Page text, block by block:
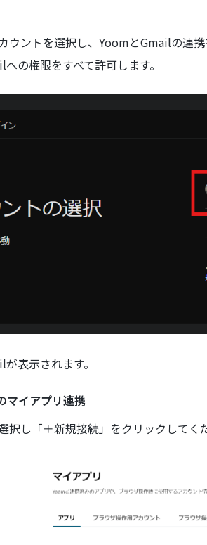
ウントを選択し、YoomとGmailの連
の権限をすべて許可します。
表示されます。
マイアプリ連携
択し「＋新規接続」をクリックしてく